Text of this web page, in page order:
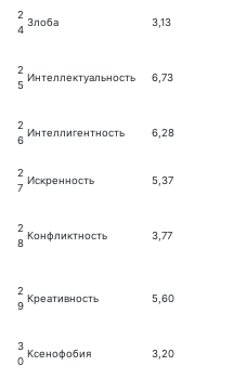
2
4
Злоба 3,13
2
5
Интеллектуальность 6,73
2
6
Интеллигентность 6,28
2
7
Искренность 5,37
2
8
Конфликтность 3,77
2
9
Креативность 5,60
3
0
Ксенофобия 3,20